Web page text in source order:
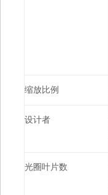
缩放比例
设计者
光圈叶片数